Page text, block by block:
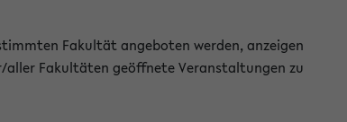
Fakultät angeboten werden, anzeigen
aller Fakultäten geöffnete Veranstaltungen zu